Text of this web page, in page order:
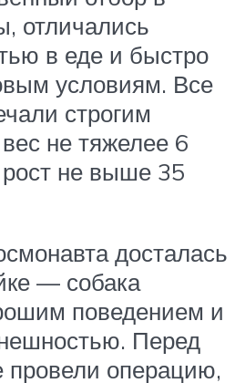
отличались
в еде и быстро
условиям. Все
строгим
не тяжелее 6
не выше 35
досталась
— собака
поведением и
Перед
провели операцию,